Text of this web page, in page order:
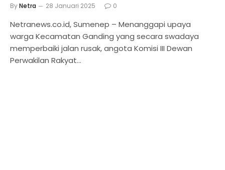
ByNetra 28 Januari 2025 0
Netranews.co.id, Sumenep – Menanggapi upaya
warga Kecamatan Ganding yang secara swadaya
memperbaiki jalan rusak, angota Komisi III Dewan
Perwakilan Rakyat…